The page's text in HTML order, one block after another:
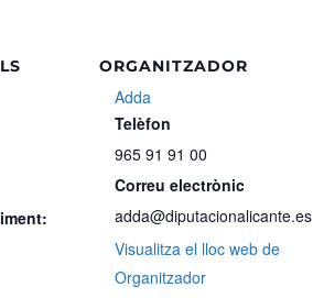
ORGANITZADOR
Adda
Telèfon
965 91 91 00
Correu electrònic
adda@diputacionalicante.es
Visualitza el lloc web de
Organitzador